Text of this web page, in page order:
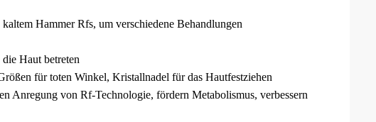
Hammer Rfs, um verschiedene Behandlungen
Haut betreten
für toten Winkel, Kristallnadel für das Hautfestziehen
Anregung von Rf-Technologie, fördern Metabolismus, verbessern